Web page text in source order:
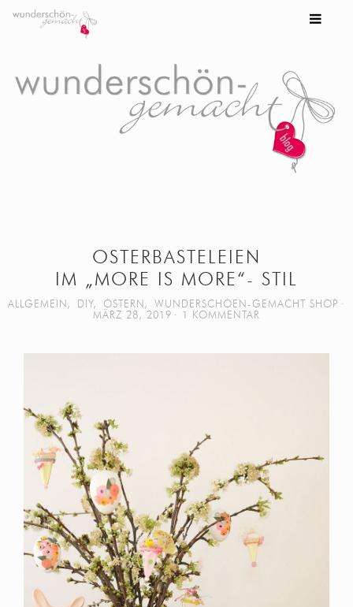
OSTERBASTELEIEN
IM „MORE IS MORE“- STIL
ALLGEMEIN , DIY, OSTERN , WUNDERSCHOEN-GEMACHT SHOP
MÄRZ 28, 2019
1 KOMMENTAR